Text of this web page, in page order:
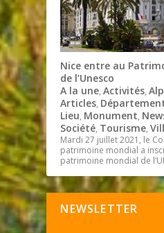
Nice entre au
de l’Unesco
A la une,Activités,
Articles,
Lieu, Monument,
Société, Tourisme,
Mardi 27 juillet 2021, le
patrimoine mondial a
patrimoine mondial de
NEWSLETTER